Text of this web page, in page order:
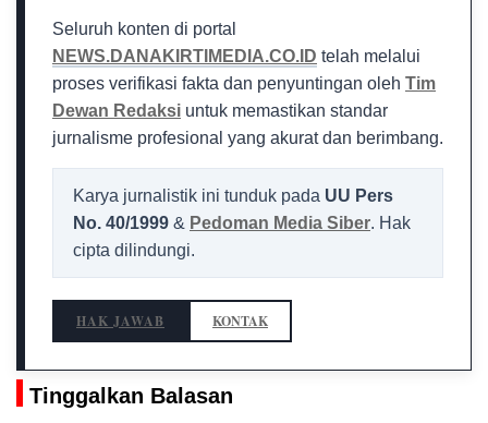
Seluruh konten di portal
NEWS.DANAKIRTIMEDIA.CO.ID telah melalui
proses verifikasi fakta dan penyuntingan oleh Tim
Dewan Redaksi untuk memastikan standar
jurnalisme profesional yang akurat dan berimbang.
Karya jurnalistik ini tunduk pada UU Pers
No. 40/1999 & Pedoman Media Siber. Hak
cipta dilindungi.
HAK JAWAB KONTAK
Tinggalkan Balasan